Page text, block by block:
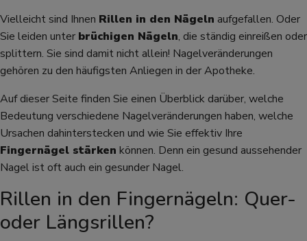
Vielleicht sind Ihnen Rillen in den Nägeln aufgefallen. Oder
Sie leiden unter brüchigen Nägeln, die ständig einreißen oder
splittern. Sie sind damit nicht allein! Nagelveränderungen
gehören zu den häufigsten Anliegen in der Apotheke.
Auf dieser Seite finden Sie einen Überblick darüber, welche
Bedeutung verschiedene Nagelveränderungen haben, welche
Ursachen dahinterstecken und wie Sie effektiv Ihre
Fingernägel stärken können. Denn ein gesund aussehender
Nagel ist oft auch ein gesunder Nagel.
Rillen in den Fingernägeln: Quer-
oder Längsrillen?